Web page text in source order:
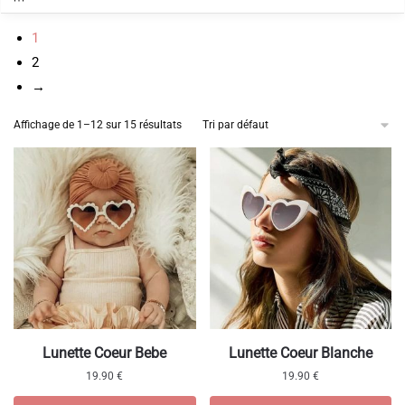
Affichage de 1–12 sur 15 résultats
1
2
→
Lunette Coeur Bebe
19.90€
Lunette Coeur Blanche
19.90 €